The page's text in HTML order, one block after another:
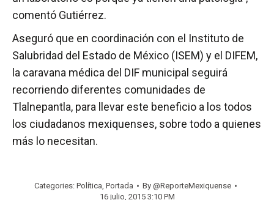
comentó Gutiérrez.
Aseguró que en coordinación con el Instituto de
Salubridad del Estado de México (ISEM) y el DIFEM,
la caravana médica del DIF municipal seguirá
recorriendo diferentes comunidades de
Tlalnepantla, para llevar este beneficio a los todos
los ciudadanos mexiquenses, sobre todo a quienes
más lo necesitan.
Categories: Política, Portada By @ReporteMexiquense
16 julio, 2015 3:10 PM